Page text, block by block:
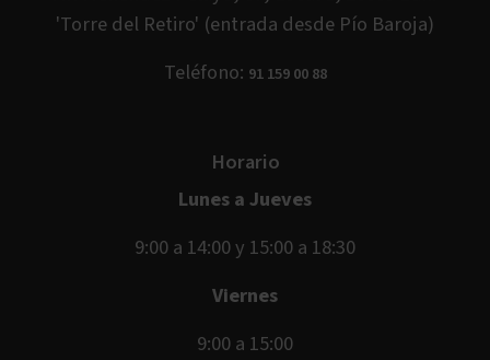
'Torre del Retiro' (entrada desde Pío Baroja)
Teléfono: 91 159 00 88
Horario
Lunes a Jueves
9:00 a 14:00 y 15:00 a 18:30
Viernes
9:00 a 15:00